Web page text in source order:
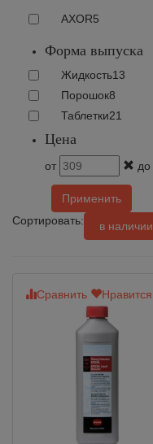
AXOR5
Форма выпуска
Жидкость13
Порошок8
Таблетки21
Цена
от до
Применить
Сортировать:
в наличии
Сравнить Нравится